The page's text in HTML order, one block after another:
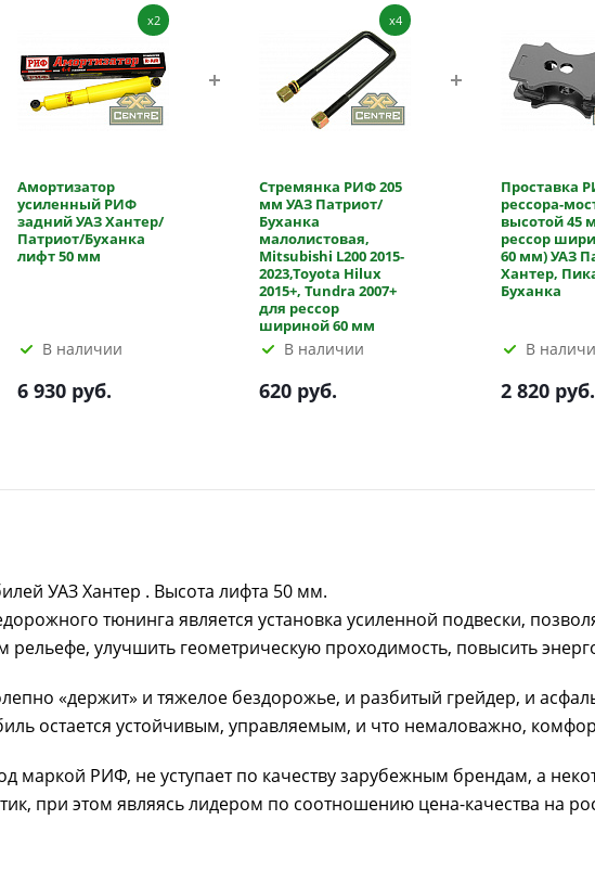
x2
Амортизатор
усиленный РИФ
задний УАЗ Хантер/
Патриот/Буханка
лифт 50 мм
В наличии
6 930 руб.
x4
Стремянка РИФ 205
мм УАЗ Патриот/
Буханка
малолистовая,
Mitsubishi L200 2015-
2023,Toyota Hilux
2015+, Tundra 2007+
для рессор
шириной 60 мм
В наличии
620 руб.
Проставка
рессора-
высотой 45
рессор
60 мм) УАЗ
Хантер,
Буханка
В
2 820 руб.
УАЗ Хантер . Высота лифта 50 мм.
тюнинга является установка усиленной подвески,
улучшить геометрическую проходимость, повысить
«держит» и тяжелое бездорожье, и разбитый грейдер, и
остается устойчивым, управляемым, и что немаловажно,
маркой РИФ, не уступает по качеству зарубежным брендам, а
при этом являясь лидером по соотношению цена-качества на